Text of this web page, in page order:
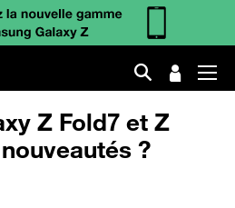
Z Fold7 et Z
?